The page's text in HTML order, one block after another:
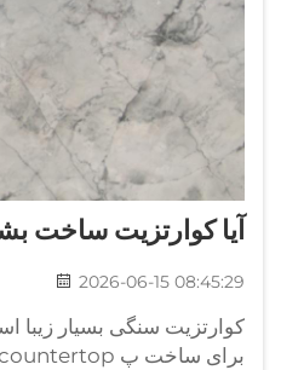
آیا کوارتزیت ساخت
2026-06-15 08:45:29
کوارتزیت سنگی بسیار زیبا